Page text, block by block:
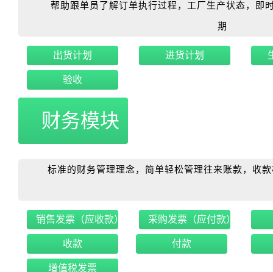
帮助跟单员了解订单执行过程，工厂生产状态，即时
期
出货计划 进货计划
验收
财务模块
标准的财务管理理念，简单轻松管理往来账款，收款
销售发票（应收款） 采购发票（应付款）
收款 付款
增值税发票